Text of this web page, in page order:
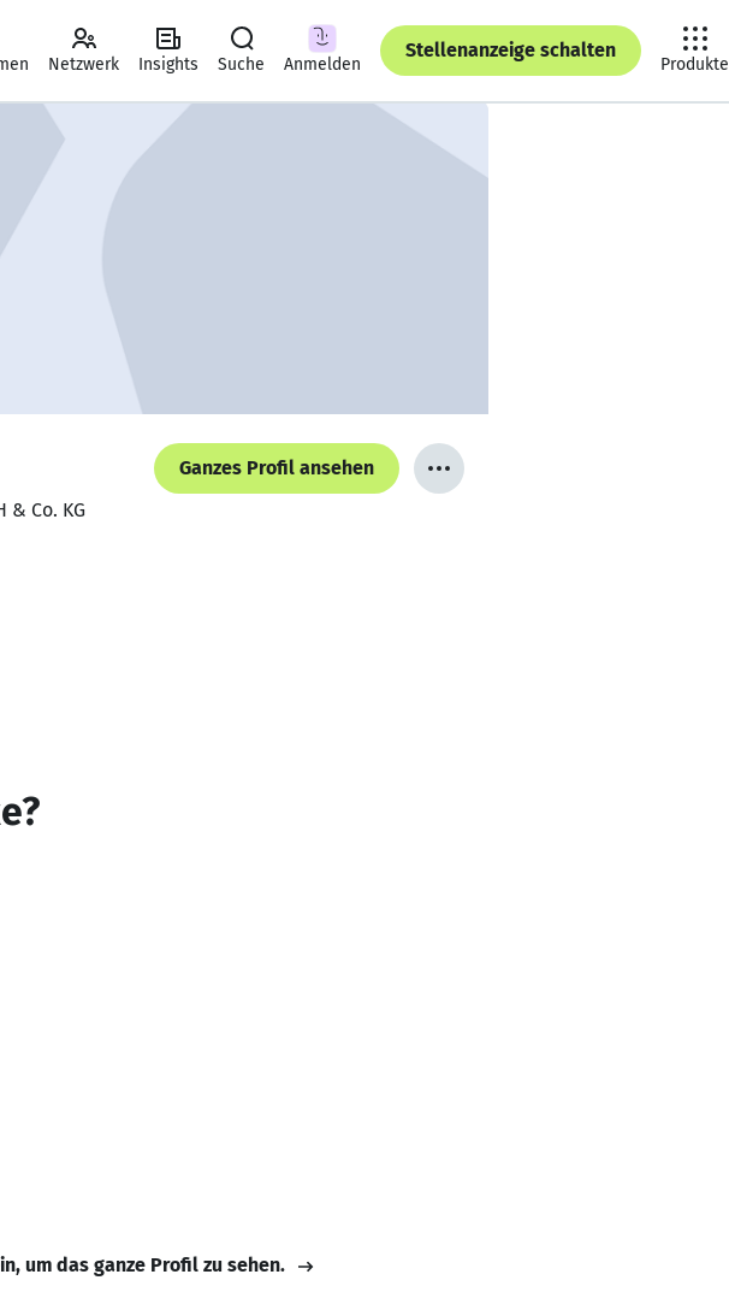
Netzwerk Insights Suche Anmelden
Stellenanzeige schalten
Produkte
Ganzes Profil ansehen
Co. KG
um das ganze Profil zu sehen.